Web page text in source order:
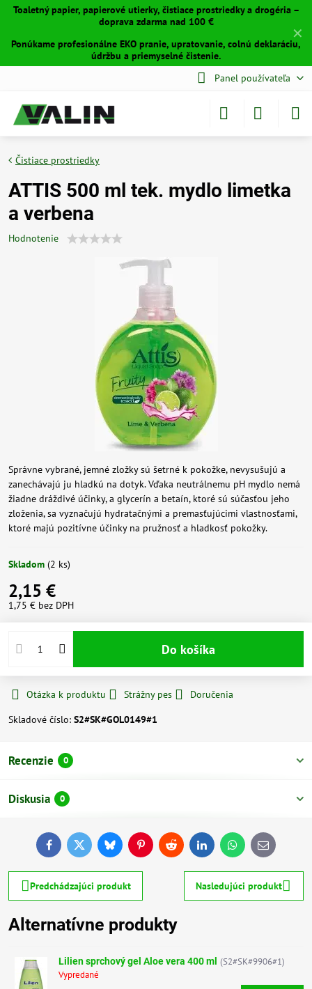
✕
Toaletný papier, papierové utierky, čistiace prostriedky a drogéria –
doprava zdarma nad 100 €
Ponúkame profesionálne EKO pranie, upratovanie, colnú deklaráciu,
údržbu a priemyselné čistenie.
Panel používateľa
Čistiace prostriedky
ATTIS 500 ml tek. mydlo limetka
a verbena
Hodnotenie
Správne vybrané, jemné zložky sú šetrné k pokožke, nevysušujú a
zanechávajú ju hladkú na dotyk. Vďaka neutrálnemu pH mydlo nemá
žiadne dráždivé účinky, a glycerín a betaín, ktoré sú súčasťou jeho
zloženia, sa vyznačujú hydratačnými a premasťujúcimi vlastnosťami,
ktoré majú pozitívne účinky na pružnosť a hladkosť pokožky.
Skladom (2 ks)
2,15 €
1,75 € bez DPH
Do košíka
Otázka k produktu Strážny pes
Doručenia
Skladové číslo: S2#SK#GOL0149#1
Recenzie 0
Diskusia 0
FacebookTwitterBlueskyPinterestReddit LinkedInWhatsApp
E-
mail
Predchádzajúci produkt Nasledujúci produkt
Alternatívne produkty
Lilien sprchový gel Aloe vera 400 ml (S2#SK#9906#1)
Vypredané